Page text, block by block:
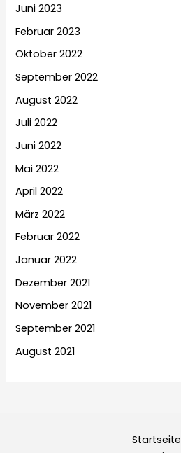
Juni 2023
Februar 2023
Oktober 2022
September 2022
August 2022
Juli 2022
Juni 2022
Mai 2022
April 2022
März 2022
Februar 2022
Januar 2022
Dezember 2021
November 2021
September 2021
August 2021
Startseite